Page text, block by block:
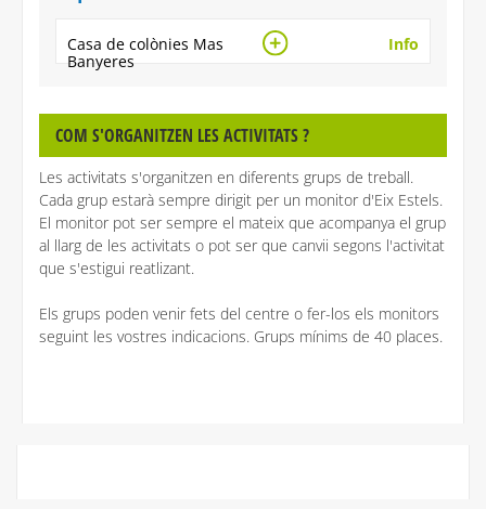
Casa de colònies Mas
Banyeres
Info
COM S'ORGANITZEN LES ACTIVITATS ?
Les activitats s'organitzen en diferents grups de treball.
Cada grup estarà sempre dirigit per un monitor d'Eix Estels.
El monitor pot ser sempre el mateix que acompanya el grup
al llarg de les activitats o pot ser que canvii segons l'activitat
que s'estigui reatlizant.
Els grups poden venir fets del centre o fer-los els monitors
seguint les vostres indicacions. Grups mínims de 40 places.